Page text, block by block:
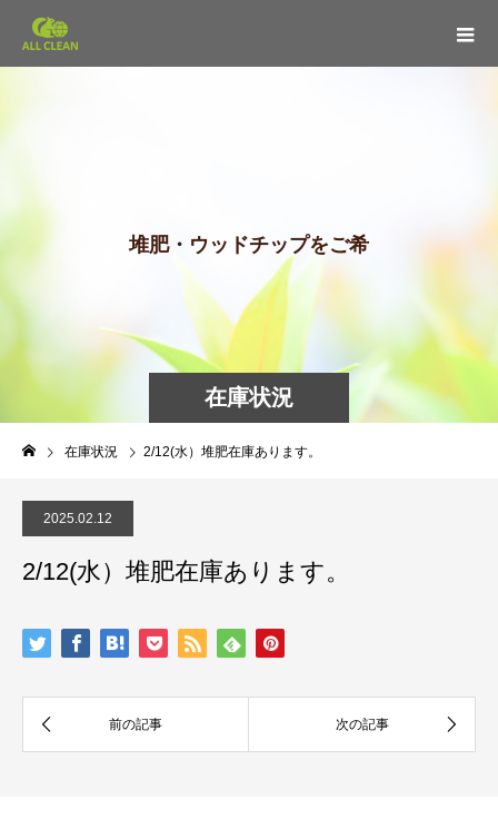
在庫状況
堆肥・ウ ッ ド チップをご希望
在庫状況 2/12(水）堆肥在庫あります。
2025.02.12
2/12(水）堆肥在庫あります。